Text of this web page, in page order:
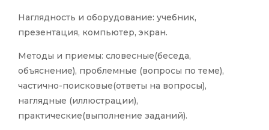
Наглядность и оборудование: учебник,
презентация, компьютер, экран.
Методы и приемы: словесные(беседа,
объяснение), проблемные (вопросы по теме),
частично-поисковые(ответы на вопросы),
наглядные (иллюстрации),
практические(выполнение заданий).